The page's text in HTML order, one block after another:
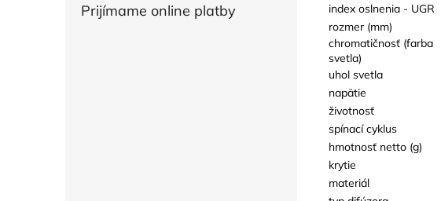
Prijímame online platby
index oslnenia - UGR
rozmer (mm)
chromatičnosť (farba
svetla)
uhol svetla
napätie
životnosť
spínací cyklus
hmotnosť netto (g)
krytie
materiál